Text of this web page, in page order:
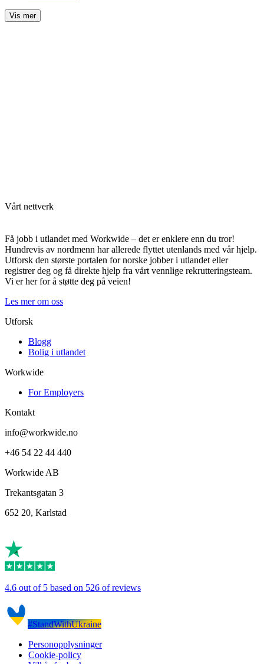
Vis mer
Vårt nettverk
Få jobb i utlandet med Workwide – det er enklere enn du tror!
Hundrevis av nordmenn har allerede flyttet utenlands med vår hjelp.
Utforsk den største portalen for norske jobber i utlandet eller
registrer deg og få direkte hjelp fra vårt vennlige rekrutteringsteam.
Vi er her for å støtte deg på veien!
Les mer om oss
Utforsk
Blogg
Bolig i utlandet
Workwide
For Employers
Kontakt
info@workwide.no
+46 54 22 44 440
Workwide AB
Trekantsgatan 3
652 20, Karlstad
4.6 out of 5 based on 526 of reviews
#StandWithUkraine
Personopplysninger
Cookie-policy